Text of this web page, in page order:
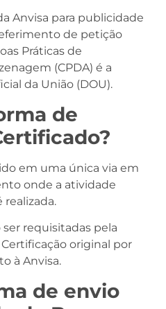
Anvisa para publicidade
de petição
Práticas de
(CPDA) é a
da União (DOU).
de
em uma única via em
onde a atividade
realizada.
requisitadas pela
original por
à Anvisa.
de envio